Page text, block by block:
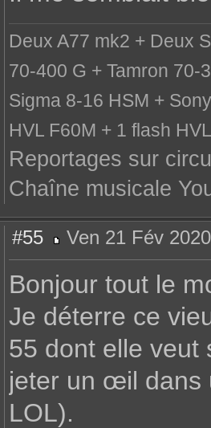
Deux A77 mk2 + Deux
70-400 G + Tamron 70-
Sigma 8-16 HSM +
HVL F60M + 1 flash
Reportages sur
Chaîne musicale
#55
e
a
e
Ven 21 Fév
Bonjour tout le
Je déterre ce
55 dont elle veut
jeter un œil dans
LOL).